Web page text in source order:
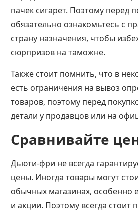
пачек сигарет. Поэтому перед
обязательно ознакомьтесь с
страну назначения, чтобы
сюрпризов на таможне.
Также стоит помнить, что в
есть ограничения на вывоз
товаров, поэтому перед
детали у продавцов или на
Сравнивайте
Дьюти-фри не всегда
цены. Иногда товары могут
обычных магазинах, особенно
и акции. Поэтому всегда стоит